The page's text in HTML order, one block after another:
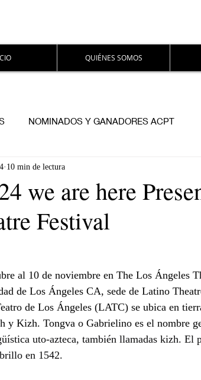
QUIÉNES SOMOS
NOMINADOS Y GANADORES ACPT
we are here
Festival
10 min de lectura
al 10 de noviembre en The Los Ángeles
de Los Ángeles CA, sede de Latino
de Los Ángeles (LATC) se ubica en
y Kizh. Tongva o Gabrielino es el nombre
uto-azteca, también llamadas kizh. El
en 1542.